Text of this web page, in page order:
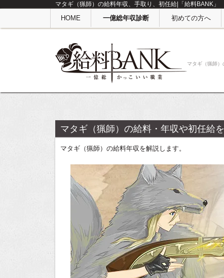
マタギ（猟師）の給料年収、手取り、初任給|「給料BANK」
HOME 一億総年収診断 初めての方へ
マタギ（猟師
マタギ（猟師）の給料・年収や初任給を
マタギ（猟師）の給料年収を解説します。